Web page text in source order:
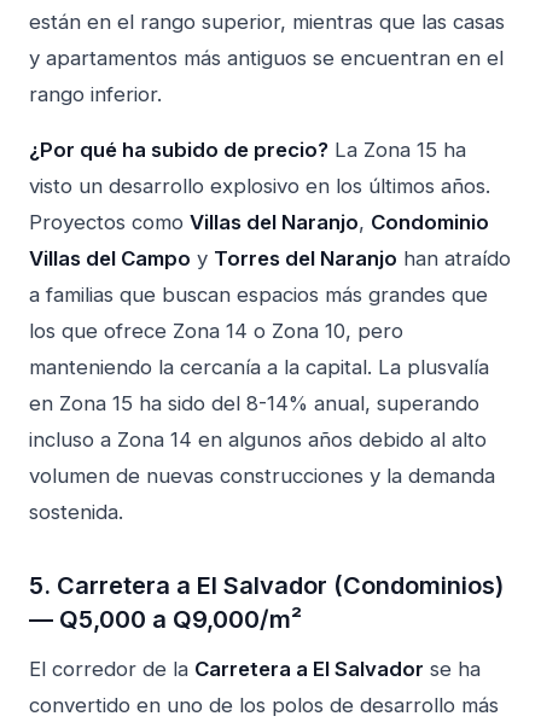
están en el rango superior, mientras que las casas
y apartamentos más antiguos se encuentran en el
rango inferior.
¿Por qué ha subido de precio? La Zona 15 ha
visto un desarrollo explosivo en los últimos años.
Proyectos como Villas del Naranjo, Condominio
Villas del Campo y Torres del Naranjo han atraído
a familias que buscan espacios más grandes que
los que ofrece Zona 14 o Zona 10, pero
manteniendo la cercanía a la capital. La plusvalía
en Zona 15 ha sido del 8-14% anual, superando
incluso a Zona 14 en algunos años debido al alto
volumen de nuevas construcciones y la demanda
sostenida.
5. Carretera a El Salvador (Condominios)
— Q5,000 a Q9,000/m²
El corredor de la Carretera a El Salvador se ha
convertido en uno de los polos de desarrollo más